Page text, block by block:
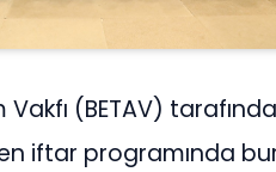
Vakfı (BETAV)
iftar programında